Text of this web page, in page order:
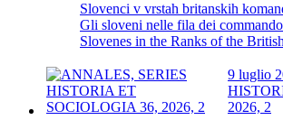
Slovenci v vrstah britanskih
Gli sloveni nelle fila dei
Slovenes in the Ranks of the
9 luglio
2026, 2